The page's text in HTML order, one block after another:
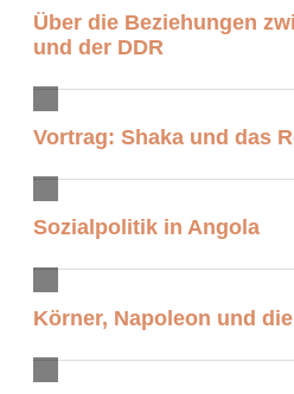
Über die Beziehungen
und der DDR
Vortrag: Shaka und das
Sozialpolitik in Angola
Körner, Napoleon und